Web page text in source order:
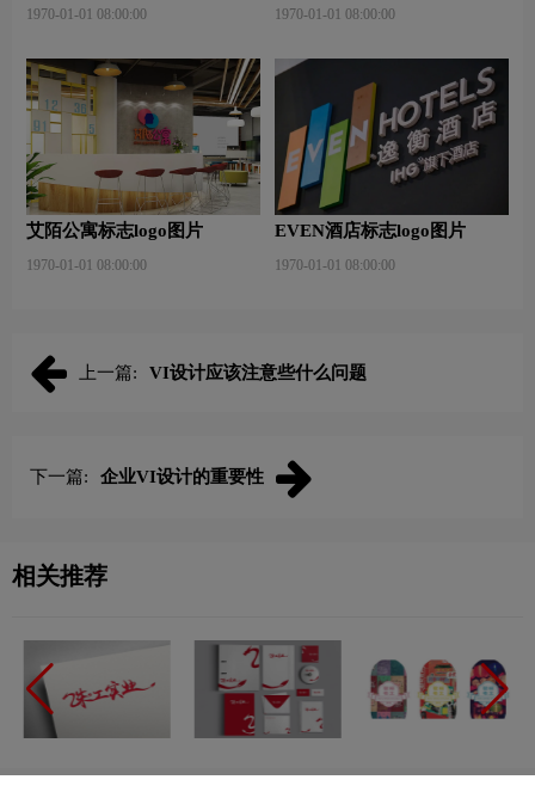
1970-01-01 08:00:00 1970-01-01 08:00:00
艾陌公寓标志logo图片
1970-01-01 08:00:00
EVEN酒店标志logo图片
1970-01-01 08:00:00
上一篇: VI设计应该注意些什么问题
下一篇: 企业VI设计的重要性
相关推荐